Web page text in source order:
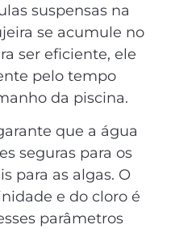
suspensas na
se acumule no
ser eficiente, ele
pelo tempo
da piscina.
que a água
seguras para os
para as algas. O
e do cloro é
parâmetros